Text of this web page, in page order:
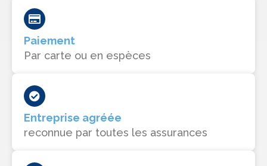
Paiement
Par carte ou en espèces
Entreprise agréée
reconnue par toutes les assurances